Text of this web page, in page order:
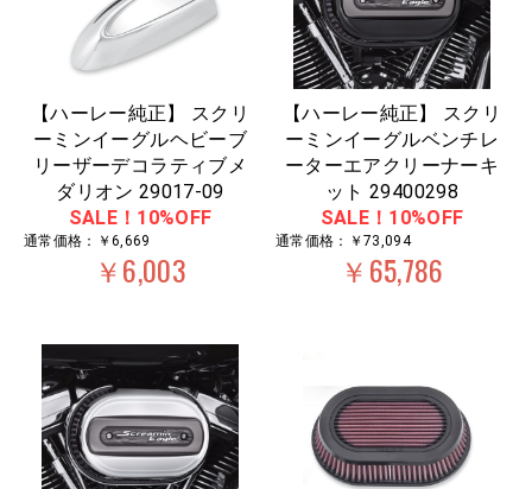
【ハーレー純正】 スクリ
ーミンイーグルヘビーブ
リーザーデコラティブメ
ダリオン 29017-09
SALE！10%OFF
通常価格：￥6,669
￥6,003
【ハーレー純正】 スクリ
ーミンイーグルベンチレ
ーターエアクリーナーキ
ット 29400298
SALE！10%OFF
通常価格：￥73,094
￥65,786